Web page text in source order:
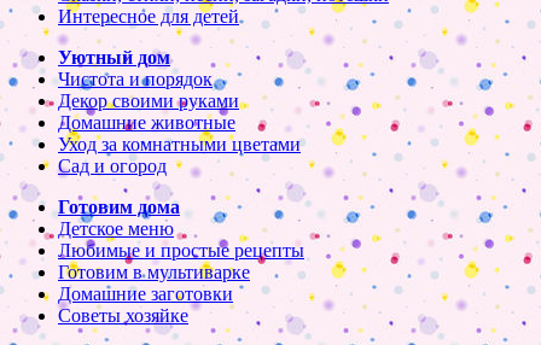
Интересное для детей
Уютный дом
Чистота и порядок
Декор своими руками
Домашние животные
Уход за комнатными цветами
Сад и огород
Готовим дома
Детское меню
Любимые и простые рецепты
Готовим в мультиварке
Домашние заготовки
Советы хозяйке